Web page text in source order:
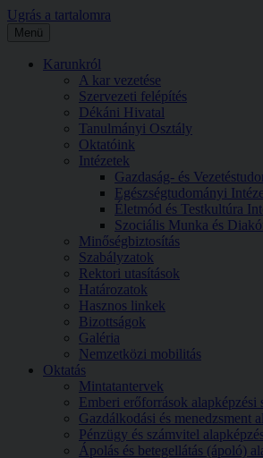
Ugrás a tartalomra
Menü
Karunkról
A kar vezetése
Szervezeti felépítés
Dékáni Hivatal
Tanulmányi Osztály
Oktatóink
Intézetek
Gazdaság- és
Egészségtudományi
Életmód és Testkultúra
Szociális Munka és
Minőségbiztosítás
Szabályzatok
Rektori utasítások
Határozatok
Hasznos linkek
Bizottságok
Galéria
Nemzetközi mobilitás
Oktatás
Mintatantervek
Emberi erőforrások alapképzési
Gazdálkodási és menedzsment
Pénzügy és számvitel
Ápolás és betegellátás (ápoló)